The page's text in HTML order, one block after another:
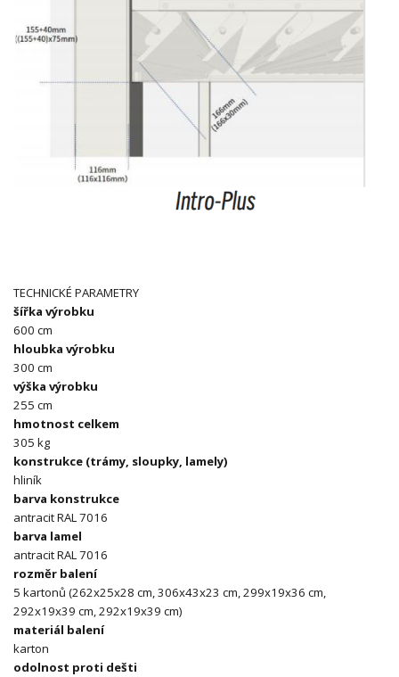
TECHNICKÉ PARAMETRY
šířka výrobku
600 cm
hloubka výrobku
300 cm
výška výrobku
255 cm
hmotnost celkem
305 kg
konstrukce (trámy, sloupky, lamely)
hliník
barva konstrukce
antracit RAL 7016
barva lamel
antracit RAL 7016
rozměr balení
5 kartonů (262x25x28 cm, 306x43x23 cm, 299x19x36 cm,
292x19x39 cm, 292x19x39 cm)
materiál balení
karton
odolnost proti dešti